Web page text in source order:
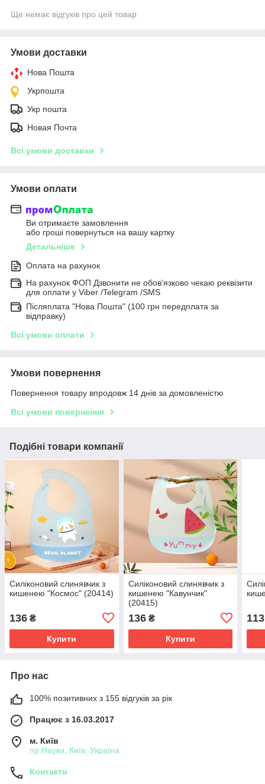
Ще немає відгуків про цей товар
Умови доставки
Нова Пошта
Укрпошта
Укр пошта
Новая Почта
Всі умови доставки
Умови оплати
Ви отримаєте замовлення
або гроші повернуться на вашу картку
Детальніше
Оплата на рахунок
На рахунок ФОП Дзвонити не обов'язково чекаю реквізити
для оплати у Viber /Telegram /SMS
Післяплата "Нова Пошта" (100 грн передплата за
відправку)
Всі умови оплати
Умови повернення
Повернення товару впродовж 14 днів за домовленістю
Всі умови повернення
Подібні товари компанії
Силіконовий слинявчик з
кишенею "Космос" (20414)
136 ₴
Купити
Силіконовий слинявчик з
кишенею "Кавунчик"
(20415)
136₴
Купити
113
Про нас
100% позитивних з 155 відгуків за рік
Працює з 16.03.2017
м. Київ
пр.Науки, Київ, Україна
Контакти